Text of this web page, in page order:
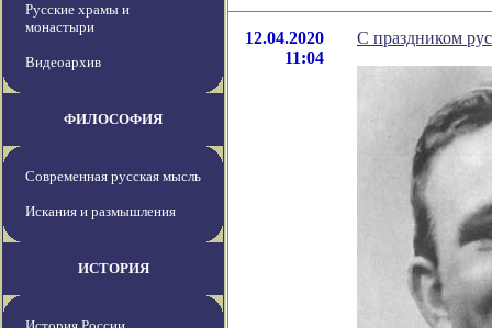
Русские храмы и
монастыри
Видеоархив
ФИЛОСОФИЯ
Современная русская мысль
Искания и размышления
ИСТОРИЯ
12.04.2020
11:04
С праздником